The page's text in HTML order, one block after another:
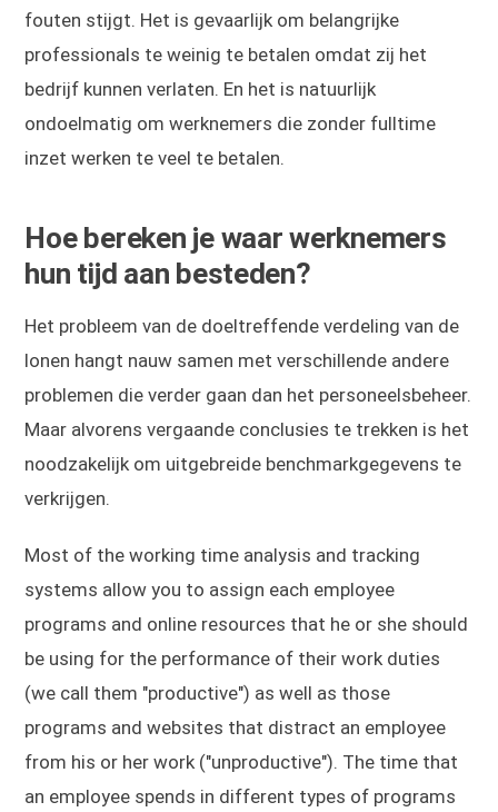
fouten stijgt. Het is gevaarlijk om belangrijke
professionals te weinig te betalen omdat zij het
bedrijf kunnen verlaten. En het is natuurlijk
ondoelmatig om werknemers die zonder fulltime
inzet werken te veel te betalen.
Hoe bereken je waar werknemers
hun tijd aan besteden?
Het probleem van de doeltreffende verdeling van de
lonen hangt nauw samen met verschillende andere
problemen die verder gaan dan het personeelsbeheer.
Maar alvorens vergaande conclusies te trekken is het
noodzakelijk om uitgebreide benchmarkgegevens te
verkrijgen.
Most of the working time analysis and tracking
systems allow you to assign each employee
programs and online resources that he or she should
be using for the performance of their work duties
(we call them "productive") as well as those
programs and websites that distract an employee
from his or her work ("unproductive"). The time that
an employee spends in different types of programs